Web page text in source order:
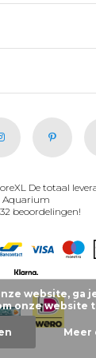
De totaal
Aquarium
beoordelingen!
website, ga
onze website
Meer